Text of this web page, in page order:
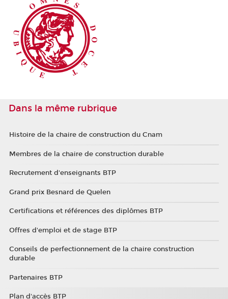
Dans la même rubrique
Histoire de la chaire de construction du Cnam
Membres de la chaire de construction durable
Recrutement d'enseignants BTP
Grand prix Besnard de Quelen
Certifications et références des diplômes BTP
Offres d'emploi et de stage BTP
Conseils de perfectionnement de la chaire construction
durable
Partenaires BTP
Plan d'accès BTP